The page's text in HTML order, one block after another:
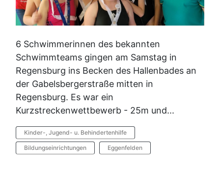
6 Schwimmerinnen des bekannten
Schwimmteams gingen am Samstag in
Regensburg ins Becken des Hallenbades an
der Gabelsbergerstraße mitten in
Regensburg. Es war ein
Kurzstreckenwettbewerb - 25m und...
Kinder-, Jugend- u. Behindertenhilfe
Bildungseinrichtungen Eggenfelden